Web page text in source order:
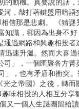
動機。真要說的話
，敲打著鍵盤用暗語
信那是悲劇。 《猜
識，卻因為出身不
過網路和興趣相投
速升溫。然而大喜
」，一個匯聚各方
，也有矛盾和衝突
之帝國》之後，轉而
味相投的人相互分
又一個人生謎團留給